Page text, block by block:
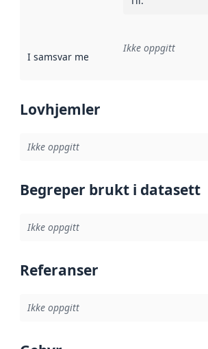
I samsvar med Referanse til en
Ikke oppgitt
Lovhjemler
Ikke oppgitt
Begreper brukt i datasett
Ikke oppgitt
Referanser
Ikke oppgitt